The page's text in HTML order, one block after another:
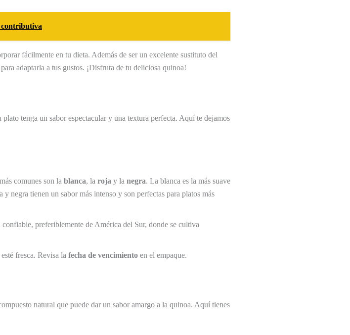
contributiva
fácilmente en tu dieta. Además de ser un excelente sustituto del
adaptarla a tus gustos. ¡Disfruta de tu deliciosa quinoa!
plato tenga un sabor espectacular y una textura perfecta. Aquí te dejamos
comunes son la blanca, la roja y la negra. La blanca es la más suave
negra tienen un sabor más intenso y son perfectas para platos más
preferiblemente de América del Sur, donde se cultiva
fresca. Revisa la fecha de vencimiento en el empaque.
natural que puede dar un sabor amargo a la quinoa. Aquí tienes